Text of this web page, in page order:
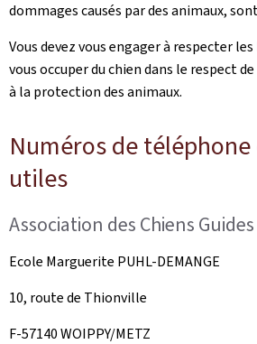
dommages causés par des animaux,
Vous devez vous engager à respecter
vous occuper du chien dans le respect
à la protection des animaux.
Numéros de
utiles
Association des Chiens
Ecole Marguerite PUHL-DEMANGE
10, route de Thionville
F-57140 WOIPPY/METZ